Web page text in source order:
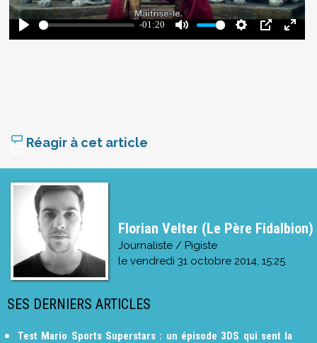
Réagir à cet article
Florian Velter (Le Père Fidalbion)
Journaliste / Pigiste
le vendredi 31 octobre 2014, 15:25
SES DERNIERS ARTICLES
Test Mario Sports Superstars : un épisode 3DS qui sent la